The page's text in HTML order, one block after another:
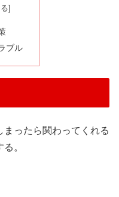
ブル
ったら関わってくれる
。